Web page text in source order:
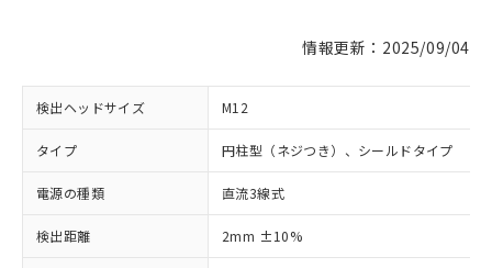
情報更新：2025/09/04
検出ヘッドサイズ M12
タイプ 円柱型（ネジつき）、シールドタイプ
電源の種類 直流3線式
検出距離 2mm ±10%